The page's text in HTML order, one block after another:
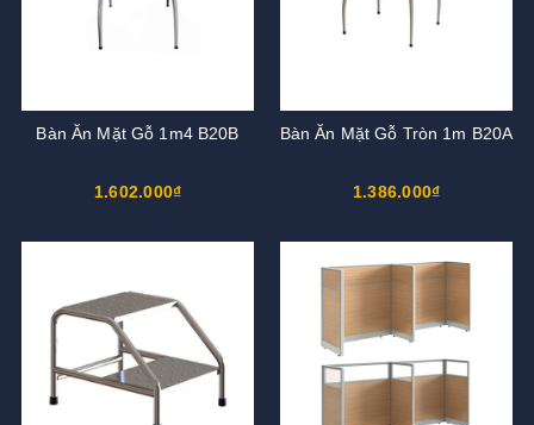
Bàn Ăn Mặt Gỗ 1m4 B20B
1.602.000₫
Bàn Ăn Mặt Gỗ Tròn 1m B20A
1.386.000₫